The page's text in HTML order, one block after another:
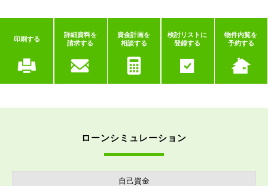
印刷する
詳細資料を
請求する
資金計画を
相談する
検討リストに
登録する
物件内覧を
予約する
ローンシミュレーション
自己資金